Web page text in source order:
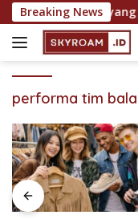
Skip
to
content
Breaking News
Olahraga yang
performa tim